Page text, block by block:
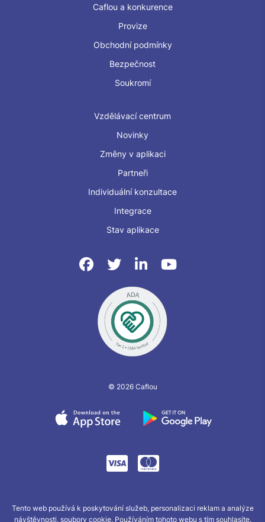
Caflou a konkurence
Provize
Obchodní podmínky
Bezpečnost
Soukromí
Vzdělávací centrum
Novinky
Změny v aplikaci
Partneři
Individuální konzultace
Integrace
Stav aplikace
© 2026 Caflou
Tento web používá k poskytování služeb, personalizaci reklam a analýze
návštěvnosti, soubory cookie. Používáním tohoto webu s tím souhlasíte.